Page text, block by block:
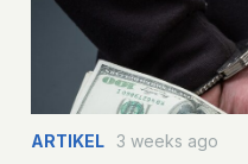
ARTIKEL 3 weeks ago